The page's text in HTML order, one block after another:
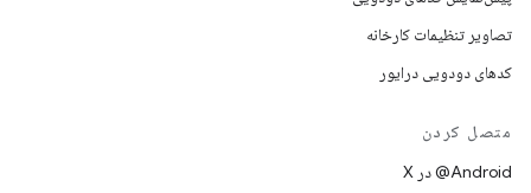
تصاویر تنظیمات کارخانه
کدهای دودویی درایور
متصل کردن
‫‎@Android در X